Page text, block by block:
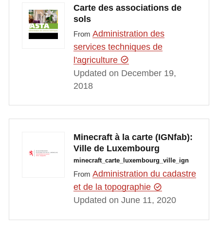
Carte des associations de
sols
From Administration des
services techniques de
l'agriculture
Updated on December 19,
2018
Minecraft à la carte (IGNfab):
Ville de Luxembourg
minecraft_carte_luxembourg_ville_ign
From Administration du cadastre
et de la topographie
Updated on June 11, 2020